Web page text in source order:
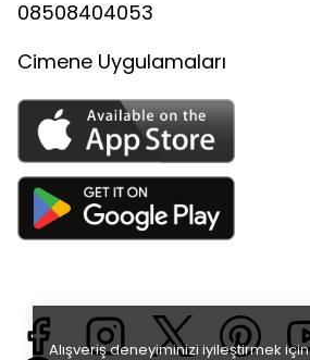
Alışveriş deneyiminizi iyileştirmek için
08508404053
Cimene Uygulamaları